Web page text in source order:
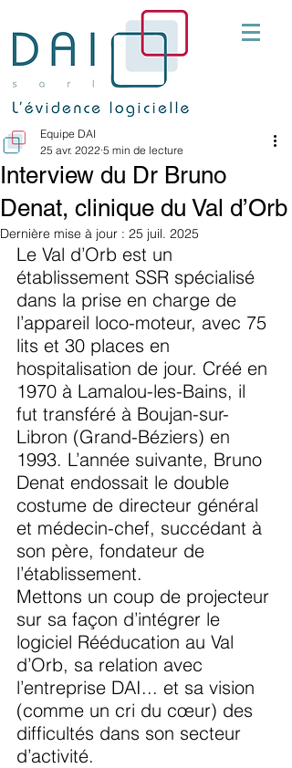
Interview du Dr Bruno
Denat, clinique du Val d’Orb
Equipe DAI
25 avr. 2022 5 min de lecture
Dernière mise à jour : 25 juil. 2025
Le Val d’Orb est un
établissement SSR spécialisé
dans la prise en charge de
l’appareil loco-moteur, avec 75
lits et 30 places en
hospitalisation de jour. Créé en
1970 à Lamalou-les-Bains, il
fut transféré à Boujan-sur-
Libron (Grand-Béziers) en
1993. L’année suivante, Bruno
Denat endossait le double
costume de directeur général
et médecin-chef, succédant à
son père, fondateur de
l’établissement.
Mettons un coup de projecteur
sur sa façon d’intégrer le
logiciel Rééducation au Val
d’Orb, sa relation avec
l’entreprise DAI... et sa vision
(comme un cri du cœur) des
difficultés dans son secteur
d’activité.